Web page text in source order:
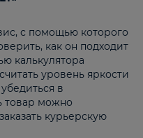
с помощью которого
как он подходит
калькулятора
уровень яркости
в
товар можно
курьерскую